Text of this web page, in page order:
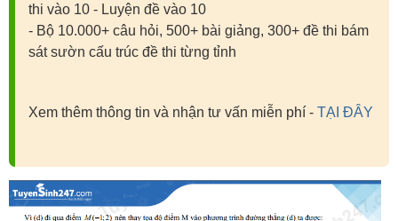
thi vào 10 - Luyện đề vào 10
- Bộ 10.000+ câu hỏi, 500+ bài giảng, 300+ đề thi bám
sát sườn cấu trúc đề thi từng tỉnh
Xem thêm thông tin và nhận tư vấn miễn phí - TẠI ĐÂY